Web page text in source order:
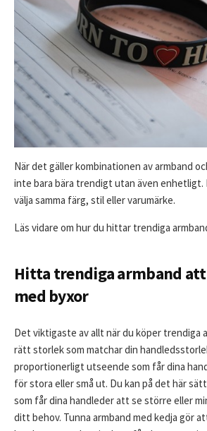
När det gäller kombinationen av armband
inte bara bära trendigt utan även enhetligt.
välja samma färg, stil eller varumärke.
Läs vidare om hur du hittar trendiga
Hitta trendiga armband
med byxor
Det viktigaste av allt när du köper trendiga
rätt storlek som matchar din
proportionerligt utseende som får dina
för stora eller små ut. Du kan på det här
som får dina handleder att se större eller
ditt behov. Tunna armband med kedja gör